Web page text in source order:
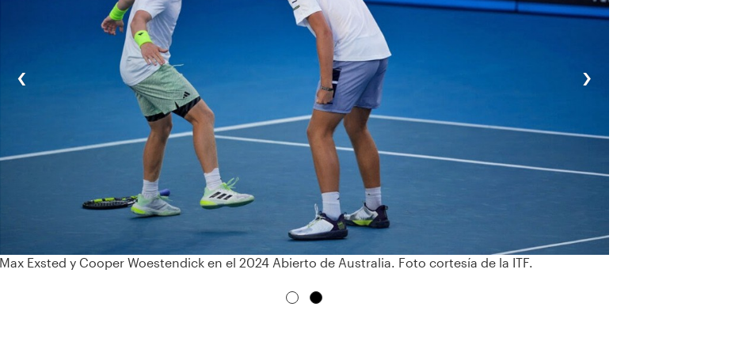
‹
Max Exsted y Cooper Woestendick en el 2024 Abierto de Australia. Foto cortesía de la ITF.
›